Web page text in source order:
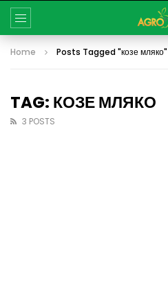
Home Posts Tagged "козе мляко"
TAG: КОЗЕ МЛЯКО
3 POSTS